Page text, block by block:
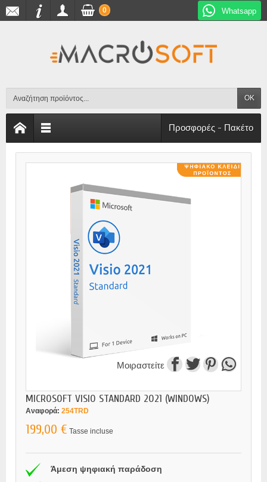
Whatsapp
OK
0
Προσφορές - Πακέτο
Μοιραστείτε
MICROSOFT VISIO STANDARD 2021 (WINDOWS)
Αναφορά: 254TRD
199,00 € Tasse incluse
Άμεση ψηφιακή παράδοση